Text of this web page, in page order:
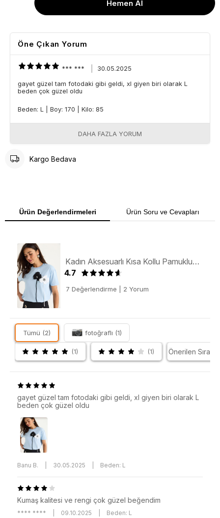
Öne Çıkan Yorum
*** *** 30.05.2025
gayet güzel tam fotodaki gibi geldi, xl giyen biri olarak L
beden çok güzel oldu
Beden: L Boy: 170 Kilo: 85
DAHA FAZLA YORUM
Kargo Bedava
Ürün Değerlendirmeleri Ürün Soru ve Cevapları
Kadın Aksesuarlı Kısa Kollu Pamuklu T-Shirt 60602041 - Mavi
4.7
7 Değerlendirme 2 Yorum
Tümü (2) fotoğraflı (1)
(1) (1)
gayet güzel tam fotodaki gibi geldi, xl giyen biri olarak L
beden çok güzel oldu
Banu B. 30.05.2025 Beden: L
Kumaş kalitesi ve rengi çok güzel beğendim
**** **** 09.10.2025 Beden: L